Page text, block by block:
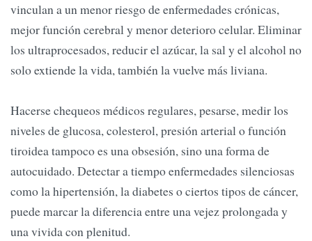
vinculan a un menor riesgo de enfermedades crónicas,
mejor función cerebral y menor deterioro celular. Eliminar
los ultraprocesados, reducir el azúcar, la sal y el alcohol no
solo extiende la vida, también la vuelve más liviana.
Hacerse chequeos médicos regulares, pesarse, medir los
niveles de glucosa, colesterol, presión arterial o función
tiroidea tampoco es una obsesión, sino una forma de
autocuidado. Detectar a tiempo enfermedades silenciosas
como la hipertensión, la diabetes o ciertos tipos de cáncer,
puede marcar la diferencia entre una vejez prolongada y
una vivida con plenitud.